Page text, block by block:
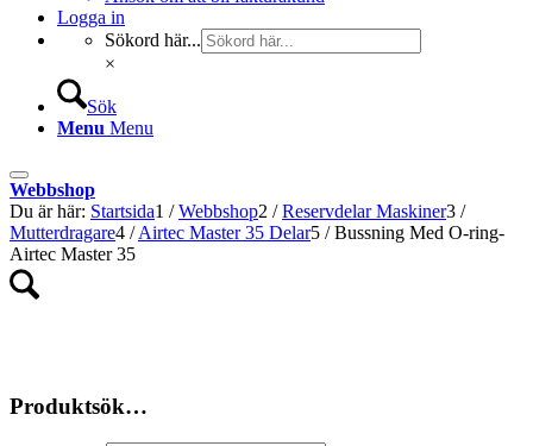
Logga in
Sökord här...
×
Sök
Menu Menu
Webbshop
Du är här: Startsida1 / Webbshop2 / Reservdelar Maskiner3 /
Mutterdragare4 / Airtec Master 35 Delar5 / Bussning Med O-ring-
Airtec Master 35
Produktsök…